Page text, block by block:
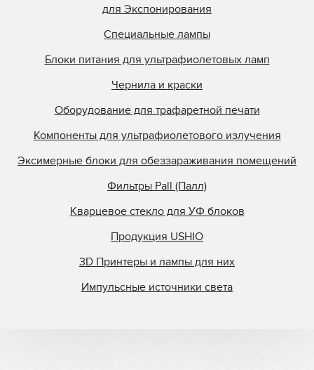
для Экспонирования
Специальные лампы
Блоки питания для ультрафиолетовых ламп
Чернила и краски
Оборудование для трафаретной печати
Компоненты для ультрафиолетового излучения
Эксимерные блоки для обеззараживания помещений
Фильтры Pall (Палл)
Кварцевое стекло для УФ блоков
Продукция USHIO
3D Принтеры и лампы для них
Импульсные источники света